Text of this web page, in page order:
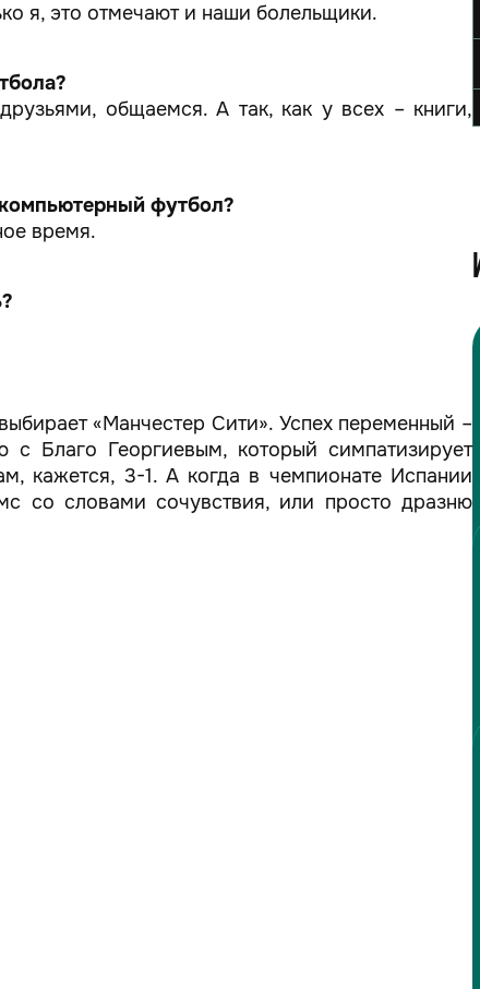
я, это отмечают и наши болельщики.
общаемся. А так, как у всех – книги,
футбол?
время.
«Манчестер Сити». Успех переменный –
Благо Георгиевым, который симпатизирует
кажется, 3-1. А когда в чемпионате Испании
со словами сочувствия, или просто дразню